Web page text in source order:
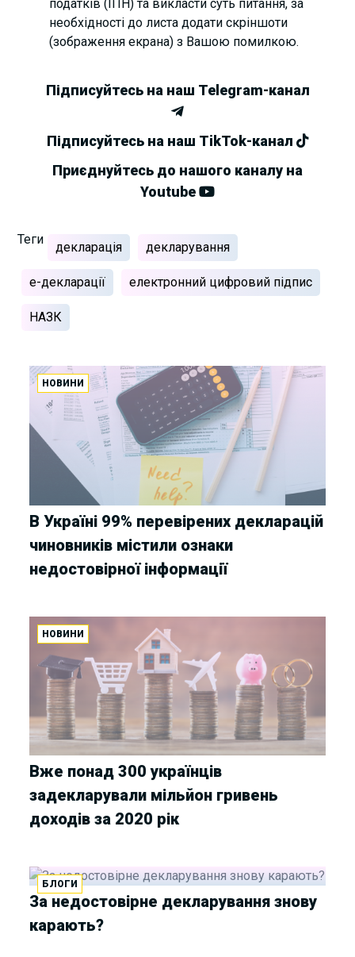
податків (ІПН) та викласти суть питання, за
необхідності до листа додати скріншоти
(зображення екрана) з Вашою помилкою.
Підписуйтесь на наш Telegram-канал
Підписуйтесь на наш TikTok-канал
Приєднуйтесь до нашого каналу на
Youtube
Теги
декларація декларування
е-декларації електронний цифровий підпис
НАЗК
НОВИНИ
В Україні 99% перевірених декларацій
чиновників містили ознаки
недостовірної інформації
НОВИНИ
Вже понад 300 українців
задекларували мільйон гривень
доходів за 2020 рік
БЛОГИ
За недостовірне декларування знову
карають?